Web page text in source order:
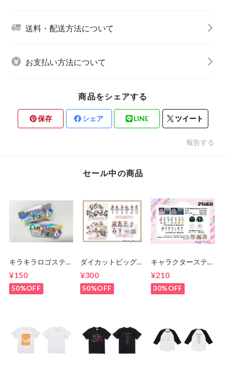
送料・配送方法について
お支払い方法について
商品をシェアする
保存 シェア LINE ツイート
報告する
セール中の商品
キラキラロゴステッ
¥150
50%OFF
ダイカットビッグク
¥300
50%OFF
キャラクターステッ
¥210
30%OFF